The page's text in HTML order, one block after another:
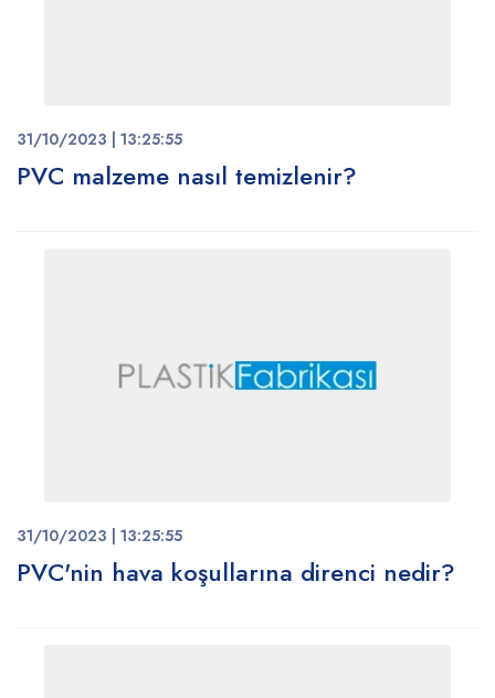
31/10/2023 | 13:25:55
PVC malzeme nasıl temizlenir?
31/10/2023 | 13:25:55
PVC'nin hava koşullarına direnci nedir?